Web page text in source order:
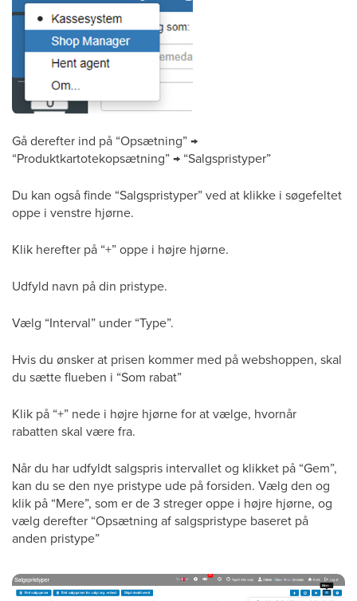
Gå derefter ind på “Opsætning” →
“Produktkartotekopsætning” → “Salgspristyper”
Du kan også finde “Salgspristyper” ved at klikke i søgefeltet
oppe i venstre hjørne.
Klik herefter på “+” oppe i højre hjørne.
Udfyld navn på din pristype.
Vælg “Interval” under “Type”.
Hvis du ønsker at prisen kommer med på webshoppen, skal
du sætte flueben i “Som rabat”
Klik på “+” nede i højre hjørne for at vælge, hvornår
rabatten skal være fra.
Når du har udfyldt salgspris intervallet og klikket på “Gem”,
kan du se den nye pristype ude på forsiden. Vælg den og
klik på “Mere”, som er de 3 streger oppe i højre hjørne, og
vælg derefter “Opsætning af salgspristype baseret på
anden pristype”